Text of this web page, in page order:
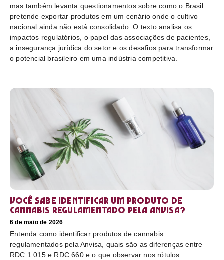
mas também levanta questionamentos sobre como o Brasil
pretende exportar produtos em um cenário onde o cultivo
nacional ainda não está consolidado. O texto analisa os
impactos regulatórios, o papel das associações de pacientes,
a insegurança jurídica do setor e os desafios para transformar
o potencial brasileiro em uma indústria competitiva.
Você sabe identificar um produto de
cannabis regulamentado pela Anvisa?
6 de maio de 2026
Entenda como identificar produtos de cannabis
regulamentados pela Anvisa, quais são as diferenças entre
RDC 1.015 e RDC 660 e o que observar nos rótulos.